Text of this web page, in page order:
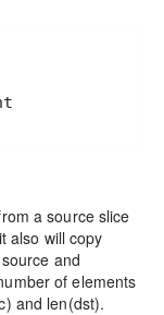
a source slice
also will copy
and
of elements
and len(dst).